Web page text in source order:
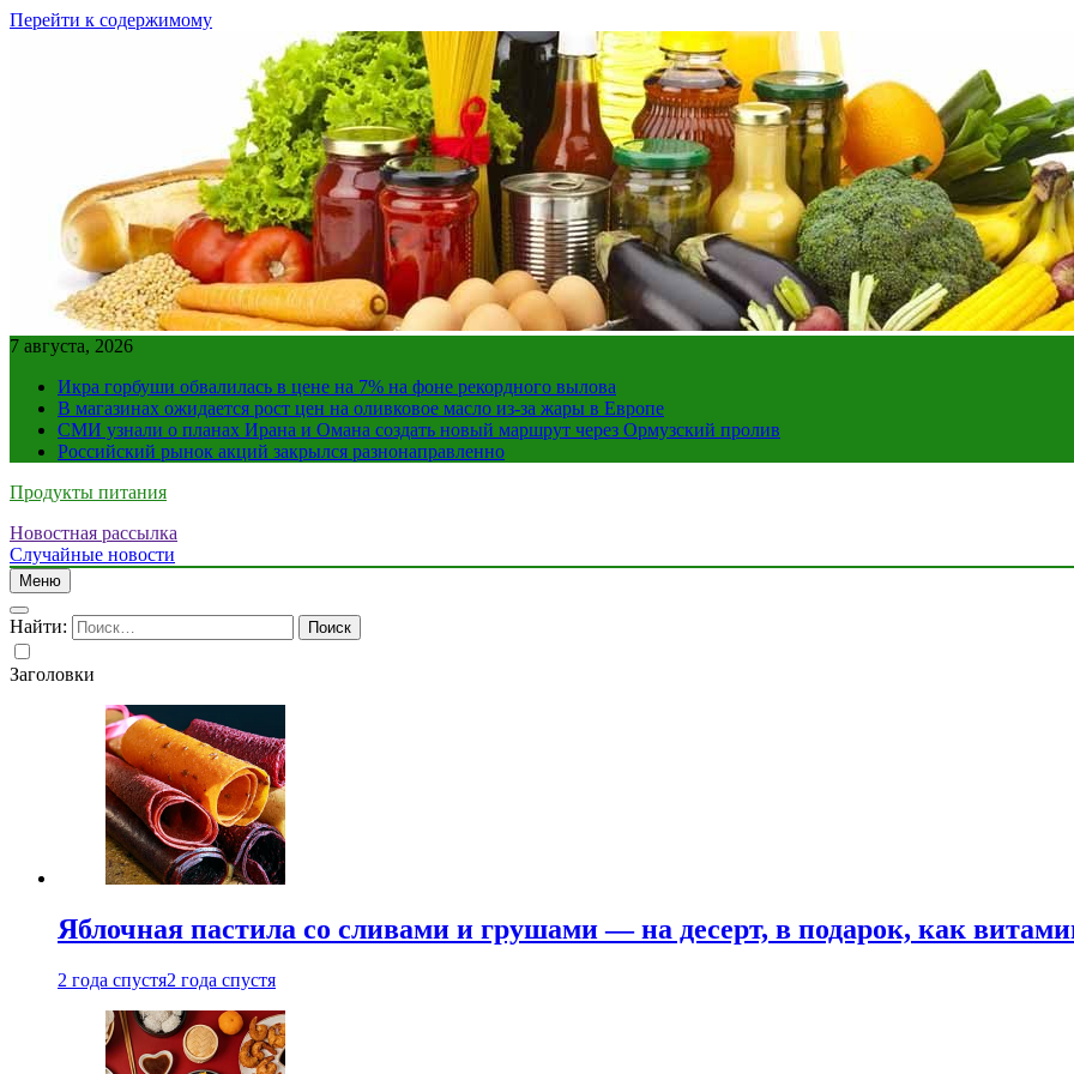
Перейти к содержимому
7 августа, 2026
Икра горбуши обвалилась в цене на 7% на фоне рекордного вылова
В магазинах ожидается рост цен на оливковое масло из-за жары в Европе
СМИ узнали о планах Ирана и Омана создать новый маршрут через Ормузский пролив
Российский рынок акций закрылся разнонаправленно
Продукты питания
Новостная рассылка
Случайные новости
Меню
Найти:
Заголовки
Яблочная пастила со сливами и грушами — на десерт, в подарок, как
2 года спустя2 года спустя